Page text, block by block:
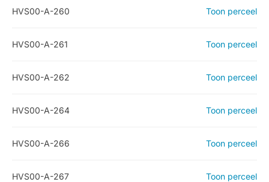
HVS00-A-260 Toon perceel
HVS00-A-261 Toon perceel
HVS00-A-262 Toon perceel
HVS00-A-264 Toon perceel
HVS00-A-266 Toon perceel
HVS00-A-267 Toon perceel